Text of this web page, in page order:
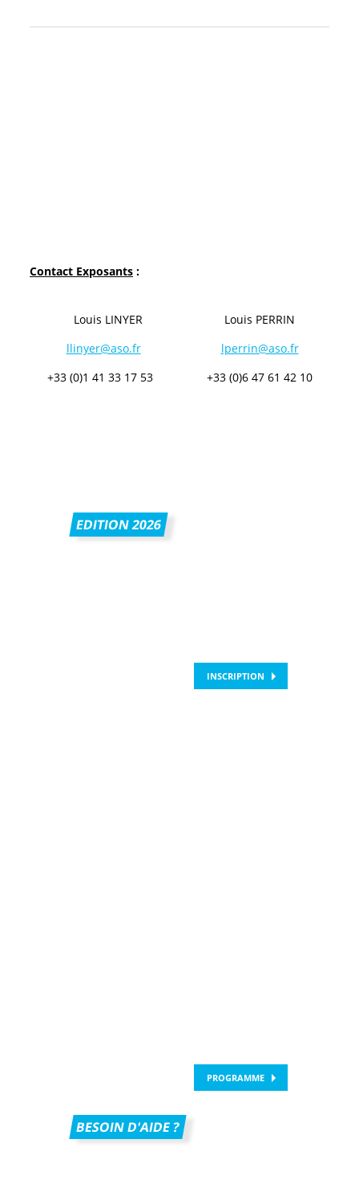
Contact Exposants :
Louis LINYER
llinyer@aso.fr
+33 (0)1 41 33 17 53
Louis PERRIN
lperrin@aso.fr
+33 (0)6 47 61 42 10
EDITION 2026
INSCRIPTION
PROGRAMME
BESOIN D'AIDE ?